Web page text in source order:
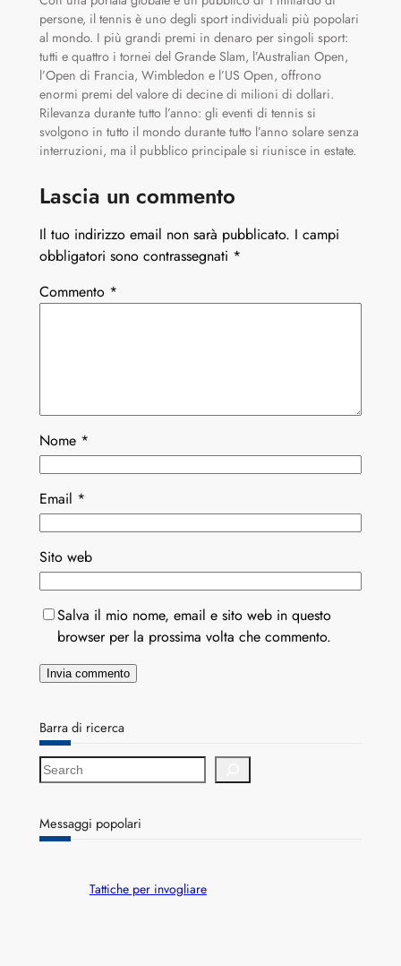
persone, il tennis è uno degli sport individuali più popolari
al mondo. I più grandi premi in denaro per singoli sport:
tutti e quattro i tornei del Grande Slam, l’Australian Open,
l’Open di Francia, Wimbledon e l’US Open, offrono
enormi premi del valore di decine di milioni di dollari.
Rilevanza durante tutto l’anno: gli eventi di tennis si
svolgono in tutto il mondo durante tutto l’anno solare senza
interruzioni, ma il pubblico principale si riunisce in estate.
Lascia un commento
Il tuo indirizzo email non sarà pubblicato. I campi
obbligatori sono contrassegnati *
Commento *
Nome *
Email *
Sito web
Salva il mio nome, email e sito web in questo
browser per la prossima volta che commento.
Barra di ricerca
S
e
r
c
Messaggi popolari
Tattiche per invogliare